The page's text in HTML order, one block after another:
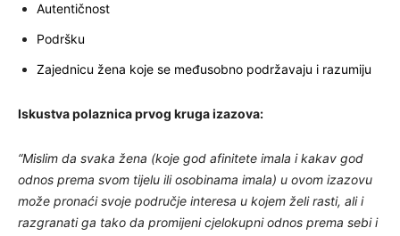
Autentičnost
Podršku
Zajednicu žena koje se međusobno podržavaju i razumiju
Iskustva polaznica prvog kruga izazova:
“Mislim da svaka žena (koje god afinitete imala i kakav god
odnos prema svom tijelu ili osobinama imala) u ovom izazovu
može pronaći svoje područje interesa u kojem želi rasti, ali i
razgranati ga tako da promijeni cjelokupni odnos prema sebi i